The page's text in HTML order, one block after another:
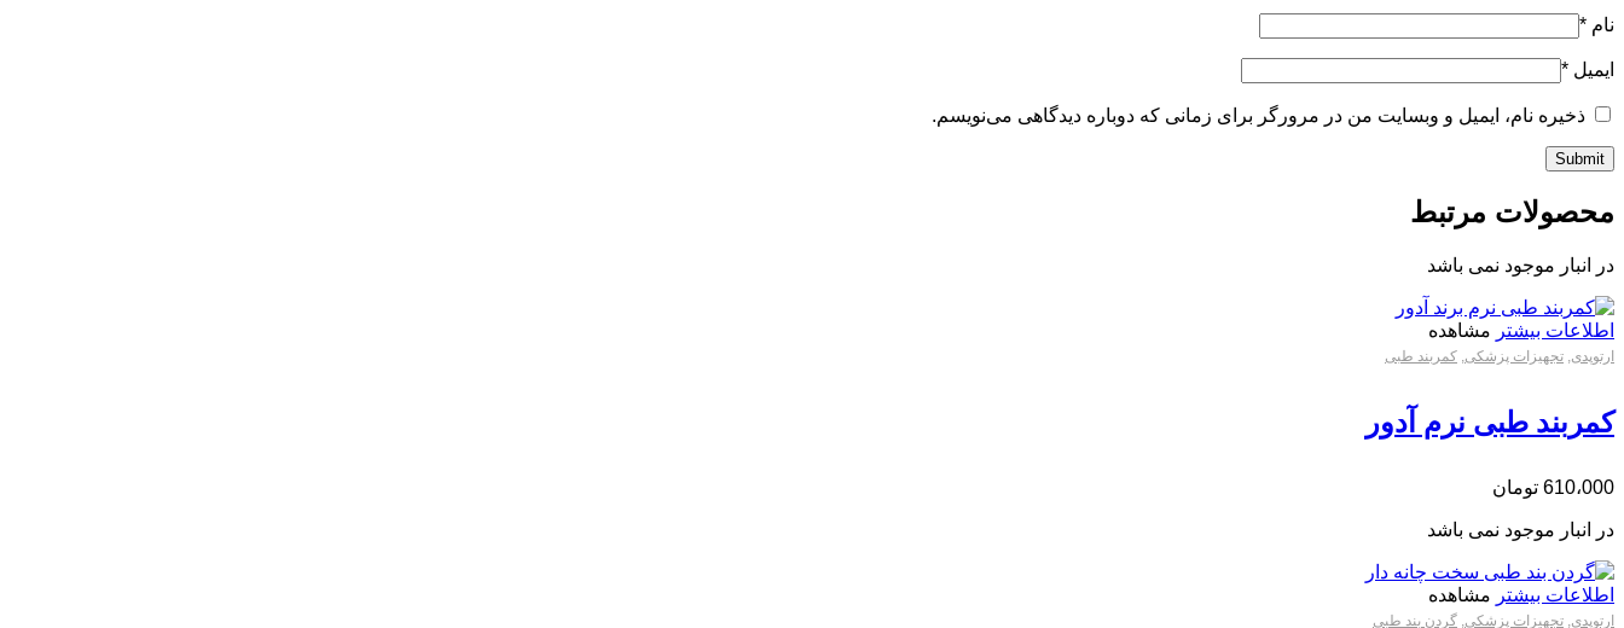
نام *
ایمیل *
ذخیره نام، ایمیل و وبسایت من در مرورگر برای زمانی که دوباره دیدگاهی می‌نویسم.
محصولات مرتبط
در انبار موجود نمی باشد
اطلاعات بیشتر مشاهده
ارتوپدی تجهیزات پزشکی کمربند طبی
کمربند طبی نرم آدور
610،000 تومان
در انبار موجود نمی باشد
اطلاعات بیشتر مشاهده
ارتوپدی, تجهیزات پزشکی, گردن بند طبی